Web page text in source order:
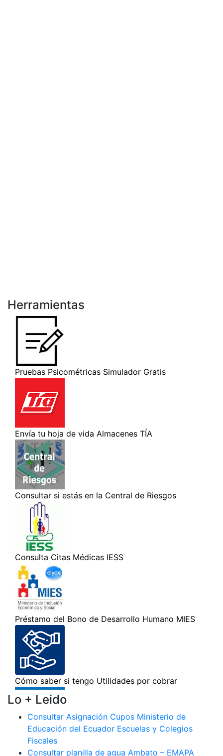
Herramientas
Lo + Leido
Consultar Asignación Cupos Ministerio de
Educación del Ecuador Escuelas y Colegios
Fiscales
Consultar planilla de agua Ambato – EMAPA